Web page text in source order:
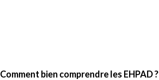
Comment bien comprendre les EHPAD ?